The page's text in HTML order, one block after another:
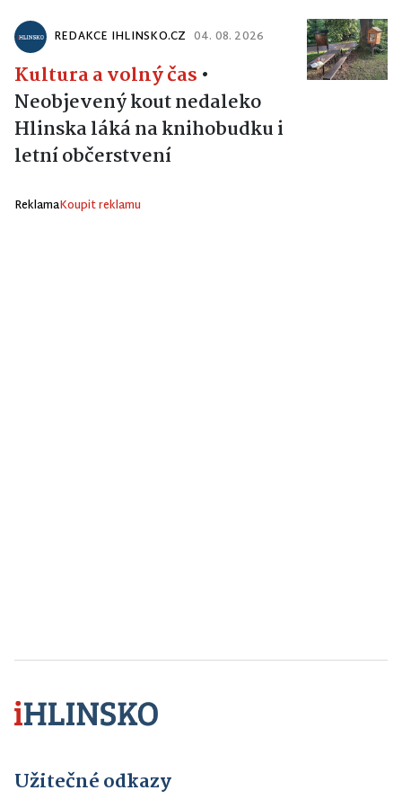
REDAKCE IHLINSKO.CZ 04. 08. 2026
Kultura a volný čas •
Neobjevený kout nedaleko
Hlinska láká na knihobudku i
letní občerstvení
ReklamaKoupit reklamu
Užitečné odkazy